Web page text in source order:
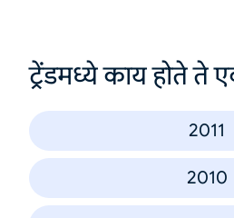
ट्रेंडमध्ये काय होते ते
2011
2010